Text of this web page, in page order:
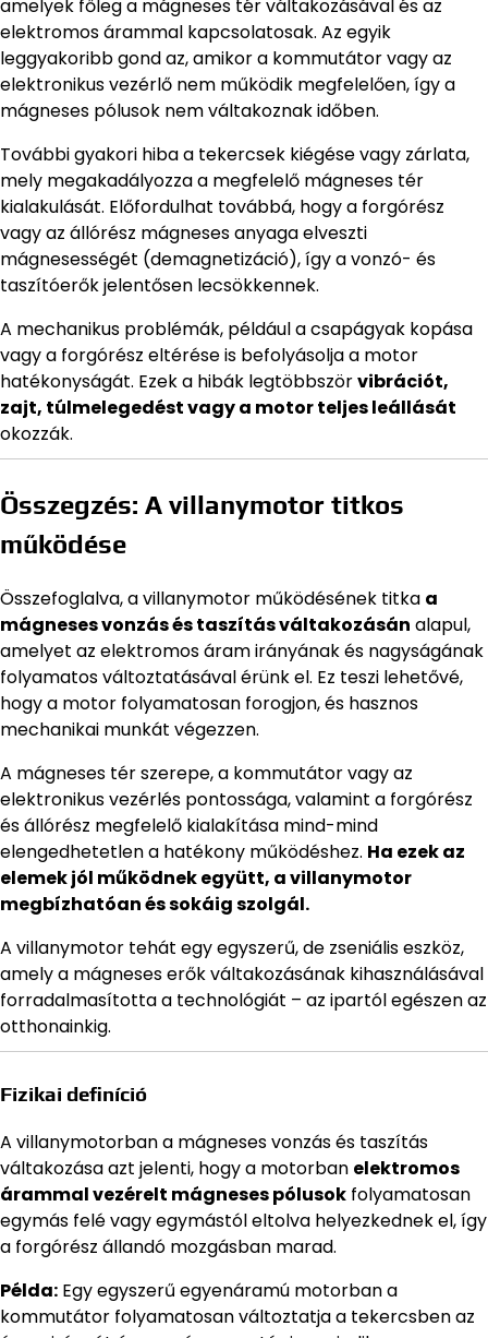
amelyek főleg a mágneses tér váltakozásával és az
elektromos árammal kapcsolatosak. Az egyik
leggyakoribb gond az, amikor a kommutátor vagy az
elektronikus vezérlő nem működik megfelelően, így a
mágneses pólusok nem váltakoznak időben.
További gyakori hiba a tekercsek kiégése vagy zárlata,
mely megakadályozza a megfelelő mágneses tér
kialakulását. Előfordulhat továbbá, hogy a forgórész
vagy az állórész mágneses anyaga elveszti
mágnesességét (demagnetizáció), így a vonzó- és
taszítóerők jelentősen lecsökkennek.
A mechanikus problémák, például a csapágyak kopása
vagy a forgórész eltérése is befolyásolja a motor
hatékonyságát. Ezek a hibák legtöbbszörvibrációt,
zajt, túlmelegedést vagy a motor teljes leállását
okozzák.
Összegzés: A villanymotor titkos
működése
Összefoglalva, a villanymotor működésének titka a
mágneses vonzás és taszítás váltakozásán alapul,
amelyet az elektromos áram irányának és nagyságának
folyamatos változtatásával érünk el. Ez teszi lehetővé,
hogy a motor folyamatosan forogjon, és hasznos
mechanikai munkát végezzen.
A mágneses tér szerepe, a kommutátor vagy az
elektronikus vezérlés pontossága, valamint a forgórész
és állórész megfelelő kialakítása mind-mind
elengedhetetlen a hatékony működéshez. Ha ezek az
elemek jól működnek együtt, a villanymotor
megbízhatóan és sokáig szolgál.
A villanymotor tehát egy egyszerű, de zseniális eszköz,
amely a mágneses erők váltakozásának kihasználásával
forradalmasította a technológiát – az ipartól egészen az
otthonainkig.
Fizikai definíció
A villanymotorban a mágneses vonzás és taszítás
váltakozása azt jelenti, hogy a motorban elektromos
árammal vezérelt mágneses pólusok folyamatosan
egymás felé vagy egymástól eltolva helyezkednek el, így
a forgórész állandó mozgásban marad.
Példa: Egy egyszerű egyenáramú motorban a
kommutátor folyamatosan változtatja a tekercsben az